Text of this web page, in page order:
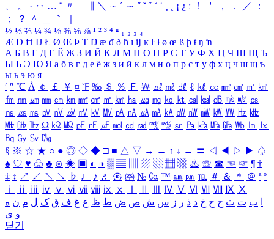
、
。 · ‥ … ¨ 〃 ― ＼ ∼ ´ ～ ˇ ˘ ˝ ˚ ˙ ¸ ¡ ¿ ː ！ ＇ ， ． ／
：
；
？ ＾ ｀
½ ⅓ ⅔ ¼ ¾ ⅛ ⅜ ⅝ ⅞ ¹ ² ³ ⁴ ⁿ ₁ ₂ ₃ ₄
Æ Ð Ħ Ĳ Ł Ø Œ Þ Ŧ Ŋ æ đ ð ħ ı ĳ ĸ ŀ ł ø œ ß þ ŧ ŋ ŉ
А Б В Г Д Е Ё Ж З И Й К Л М Н О П Р С Т У Ф Х Ц Ч Ш Щ Ъ
Ы Ь Э Ю Я а б в г д е ё ж з и й к л м н о п р с т у ф х ц ч ш щ ъ
ы ь э ю я
′ ″ ℃ Å ￠ ￡ ￥ ¤ ℉ ‰ ＄ ％ Ｆ ￦ ㎕ ㎖ ㎗ ℓ ㎘ ㏄ ㎣ ㎤ ㎥ ㎦
㎙ ㎚ ㎛ ㎜ ㎝ ㎞ ㎟ ㎠ ㎡ ㎢ ㏊ ㎍ ㎎ ㎏ ㏏ ㎈ ㎉ ㏈ ㎧ ㎨ ㎰
㎱ ㎲ ㎳ ㎴ ㎵ ㎶ ㎷ ㎸ ㎹ ㎀ ㎁ ㎂ ㎃ ㎄ ㎺ ㎻ ㎽ ㎾ ㎿ ㎐ ㎑
㎒ ㎓ ㎔ Ω ㏀ ㏁ ㎊ ㎋ ㎌ ㏖ ㏅ ㎭ ㎮ ㎯ ㏛ ㎩ ㎪ ㎫ ㎬ ㏝ ㏐
㏓
㏃ ㏉ ㏜ ㏆
§ ※ ☆ ★ ○ ● ◎ ◇ ◆ □ ■ △ ▽ → ← ↑ ↓ ↔ 〓 ◁ ◀ ▷ ▶ ♤
♠ ♡ ♥ ♧ ♣ ⊙ ◈ ▣ ◐ ◑ ▒ ▤ ▨ ▧ ▦ ▩ ♨ ☏ ☎ ☜ ☞ ¶ †
‡ ↕ ↗ ↙ ↖ ↘ ♭ ♩ ♪ ♬ ㉿ ㈜ № ㏇ ™ ㏂ ㏘ ℡ ＃ ＆ ＊ ＠ ª º
ⅰ
ⅱ ⅲ ⅳ ⅴ ⅵ ⅶ ⅷ ⅸ ⅹ Ⅳ Ⅴ Ⅵ Ⅶ Ⅷ Ⅸ Ⅹ
ب ت ث ج ح خ د ذ ر ز س ش ص ض ط ظ ع غ ف ق ک ل م ن ه
و ی
닫기